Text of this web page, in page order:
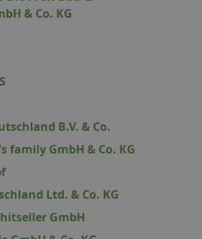
& Co. KG
B.V. & Co.
family GmbH & Co. KG
Ltd. & Co. KG
hitseller GmbH